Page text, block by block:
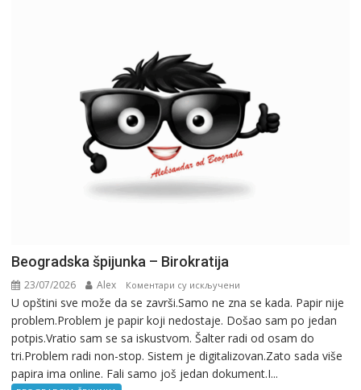
Beogradska špijunka – Birokratija
23/07/2026 Alex Коментари су искључени
Beogradska
špijunka
–
Birokratija
U opštini sve može da se završi.Samo ne zna se kada. Papir nije
problem.Problem je papir koji nedostaje. Došao sam po jedan
potpis.Vratio sam se sa iskustvom. Šalter radi od osam do
tri.Problem radi non-stop. Sistem je digitalizovan.Zato sada više
papira ima online. Fali samo još jedan dokument.I...